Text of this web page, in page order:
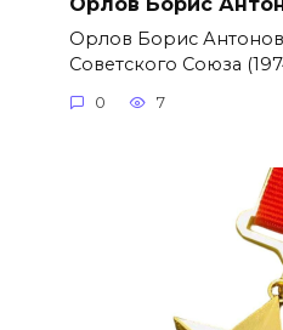
Орлов Борис
Советского Союза
0 7